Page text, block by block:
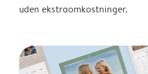
uden ekstraomkostninger.